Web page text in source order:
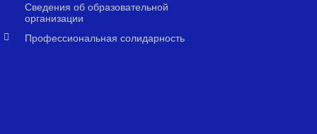
Сведения об образовательной
организации
Профессиональная солидарность